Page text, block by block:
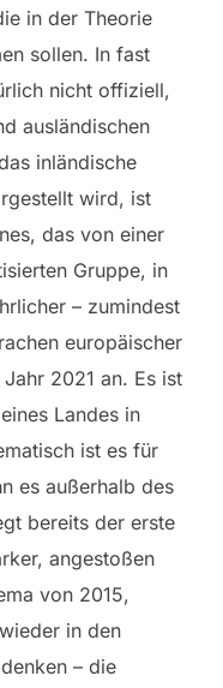
in der Theorie
sollen. In fast
nicht offiziell,
ausländischen
inländische
wird, ist
das von einer
Gruppe, in
– zumindest
europäischer
2021 an. Es ist
Landes in
ist es für
es außerhalb des
bereits der erste
angestoßen
von 2015,
in den
– die